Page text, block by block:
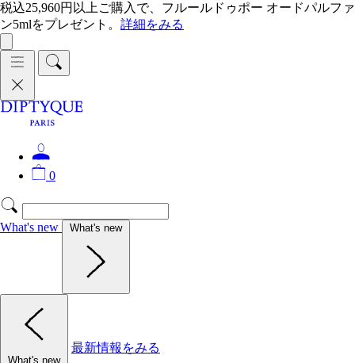
税込25,960円以上ご購入で、フルールドゥポー オードパルファ
ン5mlをプレゼント。 詳細をみる
0
What's new What's new
What's new
最新情報をみる